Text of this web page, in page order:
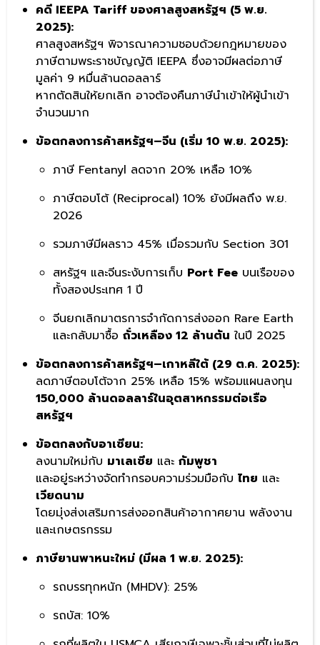
คดี IEEPA Tariff ของศาลสูงสหรัฐฯ (5 พ.ย.
2025):
ศาลสูงสหรัฐฯ พิจารณาความชอบด้วยกฎหมายของ
ภาษีตามพระราชบัญญัติ IEEPA ซึ่งอาจมีผลต่อภาษี
มูลค่า 9 หมื่นล้านดอลลาร์
หากตัดสินให้ยกเลิก อาจต้องคืนภาษีนำเข้าให้ผู้นำเข้า
จำนวนมาก
ข้อตกลงการค้าสหรัฐฯ–จีน (เริ่ม 10 พ.ย. 2025):
ภาษี Fentanyl ลดจาก 20% เหลือ 10%
ภาษีตอบโต้ (Reciprocal) 10% ยังมีผลถึง พ.ย.
2026
รวมภาษีมีผลราว 45% เมื่อรวมกับ Section 301
สหรัฐฯ และจีนระงับการเก็บ Port Fee บนเรือของ
ทั้งสองประเทศ 1 ปี
จีนยกเลิกมาตรการจำกัดการส่งออก Rare Earth
และกลับมาซื้อ ถั่วเหลือง 12 ล้านตัน ในปี 2025
ข้อตกลงการค้าสหรัฐฯ–เกาหลีใต้ (29 ต.ค. 2025):
ลดภาษีตอบโต้จาก 25% เหลือ 15% พร้อมแผนลงทุน
150,000 ล้านดอลลาร์ในอุตสาหกรรมต่อเรือ
สหรัฐฯ
ข้อตกลงกับอาเซียน:
ลงนามใหม่กับ มาเลเซีย และ กัมพูชา
และอยู่ระหว่างจัดทำกรอบความร่วมมือกับ ไทย และ
เวียดนาม
โดยมุ่งส่งเสริมการส่งออกสินค้าอากาศยาน พลังงาน
และเกษตรกรรม
ภาษียานพาหนะใหม่ (มีผล 1 พ.ย. 2025):
รถบรรทุกหนัก (MHDV): 25%
รถบัส: 10%